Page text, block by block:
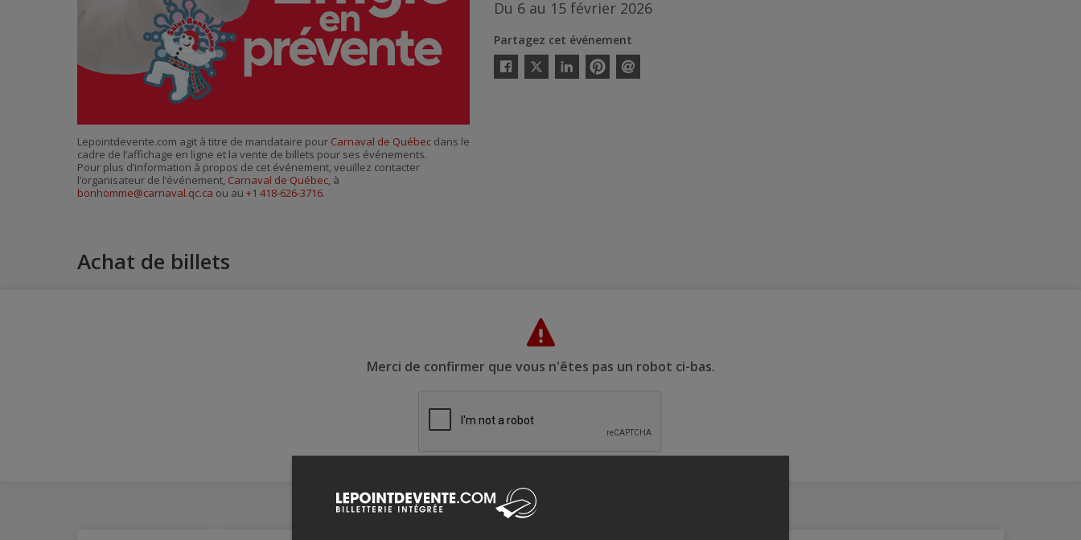
Du 6 au 15 février 2026
Partagez cet événement
Facebook
Twitter
LinkedinPinterestEnvoyer
Lepointdevente.com agit à titre de mandataire pour Carnaval de Québec dans le
cadre de l’affichage en ligne et la vente de billets pour ses événements.
Pour plus d’information à propos de cet événement, veuillez contacter
l’organisateur de l’événement, Carnaval de Québec, à
bonhomme@carnaval.qc.ca ou au +1 418-626-3716.
Achat de billets
Merci de confirmer que vous n'êtes pas un robot ci-bas.